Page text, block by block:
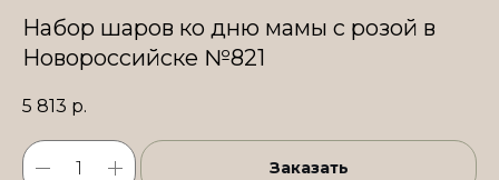
Набор шаров ко дню мамы с розой в
Новороссийске №821
5 813 р.
Заказать